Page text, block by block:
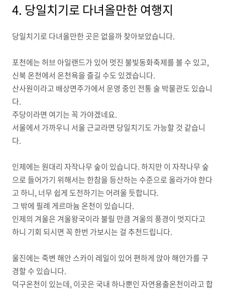
4. 당일치기로 다녀올만한 여행지
당일치기로 다녀올만한 곳은 없을까 찾아보았습니다.
포천에는 허브 아일랜드가 있어 멋진 불빛동화축제를 볼 수 있고,
신북 온천에서 온천욕을 즐길 수도 있겠습니다.
산사원이라고 배상면주가에서 운영 중인 전통 술 박물관도 있습니
다.
주당이라면 여기는 꼭 가야겠네요.
서울에서 가까우니 서울 근교라면 당일치기도 가능할 것 같습니
다.
인제에는 원대리 자작나무 숲이 있습니다. 하지만 이 자작나무 숲
으로 들어가기 위해서는 한참을 등산하는 수준으로 올라가야 한다
고 하니, 너무 쉽게 도전하기는 어려울 듯합니다.
그 밖에 필례 게르마늄 온천이 있습니다.
인제의 겨울은 겨울왕국이라 불릴 만큼 겨울의 풍경이 멋지다고
하니 기회 되시면 꼭 한번 가보시는 걸 추천드립니다.
울진에는 죽변 해안 스카이 레일이 있어 편하게 앉아 해안가를 구
경할 수 있습니다.
덕구온천이 있는데, 이곳은 국내 하나뿐인 자연용출온천이라고 합